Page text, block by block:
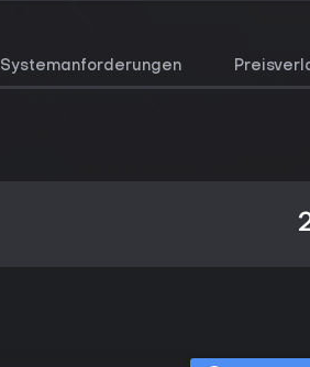
Systemanforderungen